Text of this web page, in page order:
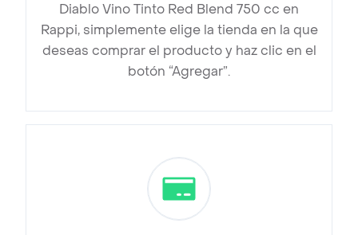
Diablo Vino Tinto Red Blend 750 cc en
Rappi, simplemente elige la tienda en la que
deseas comprar el producto y haz clic en el
botón “Agregar”.